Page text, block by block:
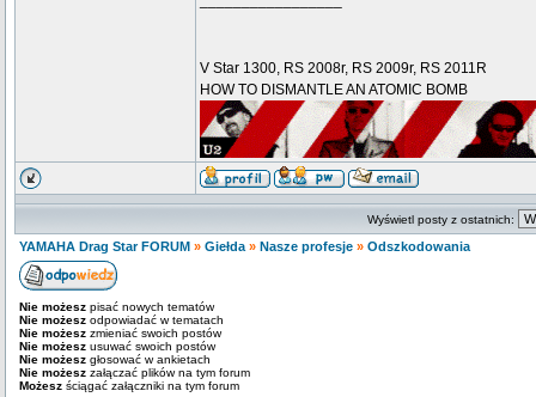
V Star 1300, RS 2008r, RS 2009r, RS 2011R
HOW TO DISMANTLE AN ATOMIC BOMB
Wyświetl posty z ostatnich:
YAMAHA Drag Star FORUM » Giełda » Nasze profesje » Odszkodowania
Nie możesz pisać nowych tematów
Nie możesz odpowiadać w tematach
Nie możesz zmieniać swoich postów
Nie możesz usuwać swoich postów
Nie możesz głosować w ankietach
Nie możesz załączać plików na tym forum
Możesz ściągać załączniki na tym forum